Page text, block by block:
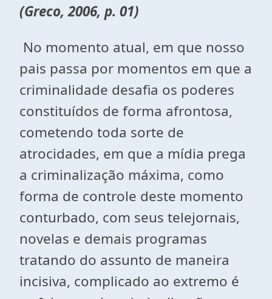
(Greco, 2006, p. 01)
No momento atual, em que nosso
pais passa por momentos em que a
criminalidade desafia os poderes
constituídos de forma afrontosa,
cometendo toda sorte de
atrocidades, em que a mídia prega
a criminalização máxima, como
forma de controle deste momento
conturbado, com seus telejornais,
novelas e demais programas
tratando do assunto de maneira
incisiva, complicado ao extremo é